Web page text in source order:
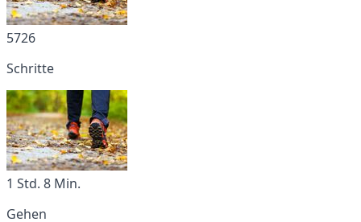
5726
Schritte
1 Std. 8 Min.
Gehen